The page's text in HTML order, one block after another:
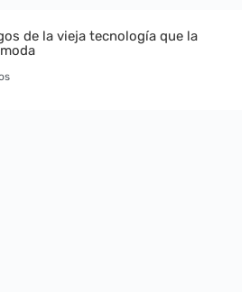
de la vieja tecnología que la